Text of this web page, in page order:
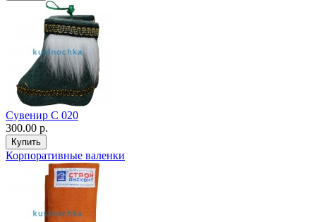
Сувенир С 020
300.00 р.
Корпоративные валенки